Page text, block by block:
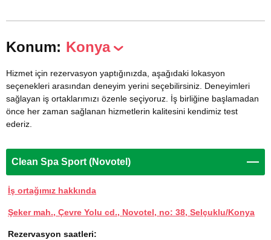
Konum: Konya
Hizmet için rezervasyon yaptığınızda, aşağıdaki lokasyon
seçenekleri arasından deneyim yerini seçebilirsiniz. Deneyimleri
sağlayan iş ortaklarımızı özenle seçiyoruz. İş birliğine başlamadan
önce her zaman sağlanan hizmetlerin kalitesini kendimiz test
ederiz.
Clean Spa Sport (Novotel)
İş ortağımız hakkında
Şeker mah., Çevre Yolu cd., Novotel, no: 38, Selçuklu/Konya
Rezervasyon saatleri: